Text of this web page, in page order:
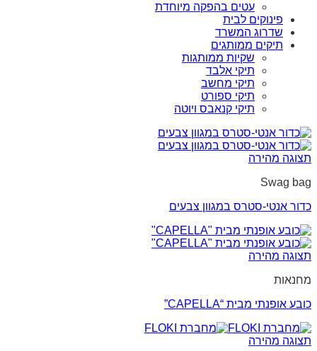
עטים בהפקה מיוחדת
פינוקים לבית
שדרוג המשרד
תיקים ממותגים
שקיות ממותגות
תיקי אלבד
תיקי מחשב
תיקי ספורט
תיקי קנאבס ויוטה
תצוגה מהירה
Swag bag
כדור אנטי-סטרס במגוון צבעים
תצוגה מהירה
מחנאות
כובע אופנתי מבית “CAPELLA”
תצוגה מהירה